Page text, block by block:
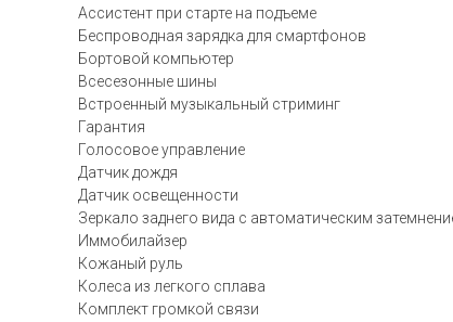
Ассистент при старте на подъеме
Беспроводная зарядка для смартфонов
Бортовой компьютер
Всесезонные шины
Встроенный музыкальный стриминг
Гарантия
Голосовое управление
Датчик дождя
Датчик освещенности
Зеркало заднего вида с автоматическим
Иммобилайзер
Кожаный руль
Колеса из легкого сплава
Комплект громкой связи